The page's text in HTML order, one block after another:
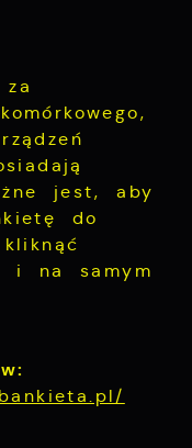
jest, aby
do
i na samym